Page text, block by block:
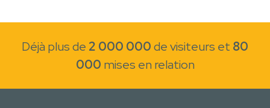
Déjà plus de 2 000 000de visiteurs et 80
000 mises en relation